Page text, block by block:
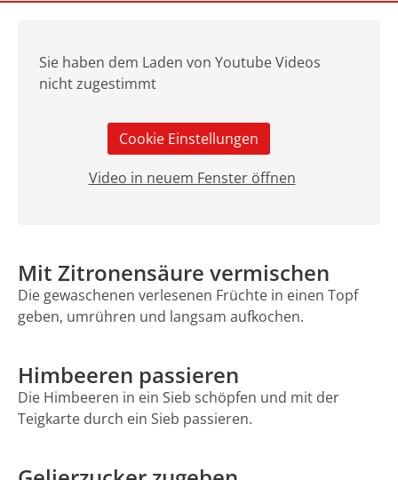
Sie haben dem Laden von Youtube Videos
nicht zugestimmt
Cookie Einstellungen
Video in neuem Fenster öffnen
Mit Zitronensäure vermischen
Die gewaschenen verlesenen Früchte in einen Topf
geben, umrühren und langsam aufkochen.
Himbeeren passieren
Die Himbeeren in ein Sieb schöpfen und mit der
Teigkarte durch ein Sieb passieren.